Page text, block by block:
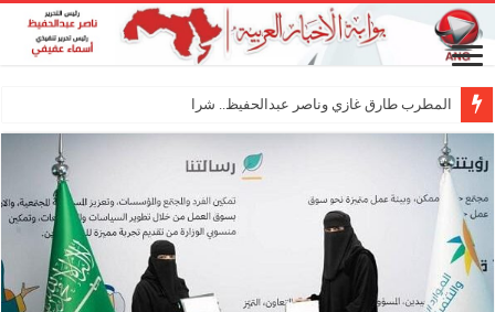
المطرب طارق غازي وناصر عبدالحفيظ.. شراكة فنية تر